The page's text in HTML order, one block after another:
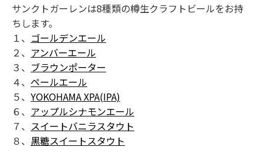
サンクトガーレンは8種類の樽生クラフトビールをお持
ちします。
１、 ゴールデンエール
２、 アンバーエール
３、 ブラウンポーター
４、 ペールエール
５、 YOKOHAMA XPA(IPA)
６、 アップルシナモンエール
７、 スイートバニラスタウト
８、 黒糖スイートスタウト